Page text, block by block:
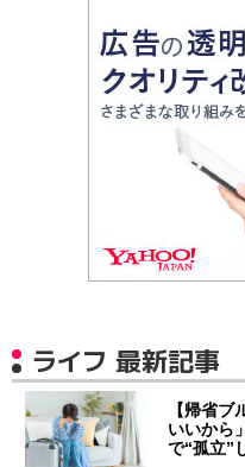
ライフ 最新記事
【帰省
いいから
で“孤立”